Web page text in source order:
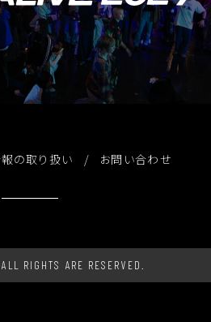
の取り扱い お問い合わせ
RIGHTS ARE RESERVED.